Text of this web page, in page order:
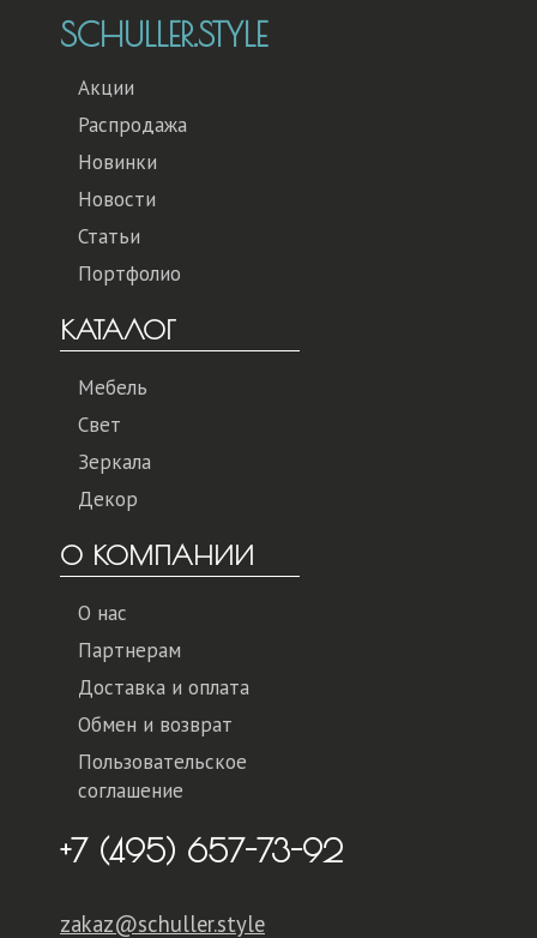
SCHULLER.STYLE
Акции
Распродажа
Новинки
Новости
Статьи
Портфолио
КАТАЛОГ
Мебель
Свет
Зеркала
Декор
О КОМПАНИИ
О нас
Партнерам
Доставка и оплата
Обмен и возврат
Пользовательское
соглашение
+7 (495) 657-73-92
zakaz@schuller.style